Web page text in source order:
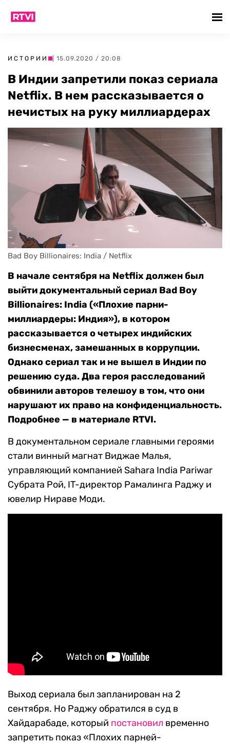
ИСТОРИИ | 15.09.2020 / 20:08
В Индии запретили показ сериала
Netflix. В нем рассказывается о
нечистых на руку миллиардерах
Bad Boy Billionaires: India / Netflix
В начале сентября на Netflix должен был
выйти документальный сериал Bad Boy
Billionaires: India («Плохие парни-
миллиардеры: Индия»), в котором
рассказывается о четырех индийских
бизнесменах, замешанных в коррупции.
Однако сериал так и не вышел в Индии по
решению суда. Два героя расследований
обвинили авторов телешоу в том, что они
нарушают их право на конфиденциальность.
Подробнее — в материале RTVI.
В документальном сериале главными героями
стали винный магнат Виджае Малья,
управляющий компанией Sahara India Pariwar
Субрата Рой, IT-директор Рамалинга Раджу и
ювелир Нираве Моди.
Выход сериала был запланирован на 2
сентября. Но Раджу обратился в суд в
Хайдарабаде, который постановил временно
запретить показ «Плохих парней-